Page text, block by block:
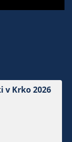
v Krko 2026